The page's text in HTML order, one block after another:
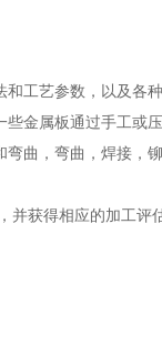
工艺参数，以及各
金属板通过手工或
曲，弯曲，焊接，
并获得相应的加工评